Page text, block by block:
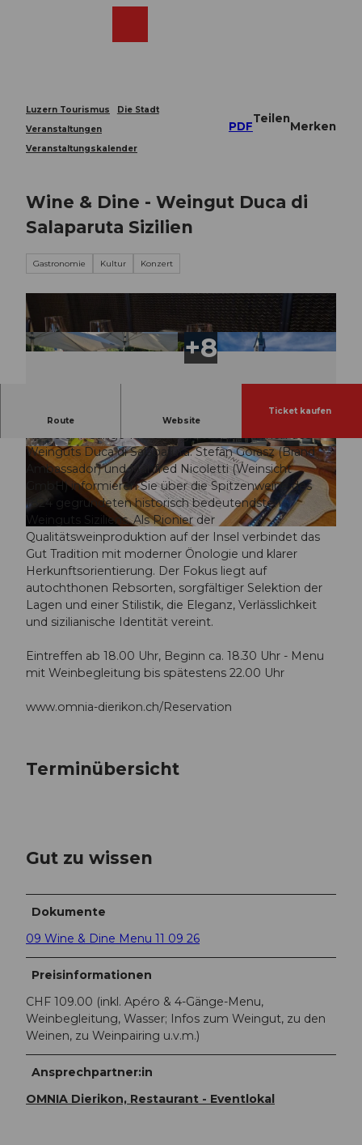
Luzern Tourismus
Die Stadt
Veranstaltungen
Veranstaltungskalender
PDF
Teilen
Merken
Wine & Dine - Weingut Duca di
Salaparuta Sizilien
Gastronomie Kultur Konzert
© Guidle.com
© Guidle.com © Guidle.com
Route Website
Ticket kaufen
Wine & Dine mit Spitzenweinen aus Sizilien
Apéro & 4-Gänge-Menu begleitet mit Weinen des
Weinguts Duca di Salaparuta. Stefan Gorasz (Brand
Ambassador) und Manfred Nicoletti (Weinsicht
GmbH) informieren Sie über die Spitzenweine des
1824 gegründeten historisch bedeutendsten
Weinguts Siziliens. Als Pionier der
Qualitätsweinproduktion auf der Insel verbindet das
Gut Tradition mit moderner Önologie und klarer
Herkunftsorientierung. Der Fokus liegt auf
autochthonen Rebsorten, sorgfältiger Selektion der
Lagen und einer Stilistik, die Eleganz, Verlässlichkeit
und sizilianische Identität vereint.
Eintreffen ab 18.00 Uhr, Beginn ca. 18.30 Uhr - Menu
mit Weinbegleitung bis spätestens 22.00 Uhr
www.omnia-dierikon.ch/Reservation
Terminübersicht
Gut zu wissen
Dokumente
09 Wine & Dine Menu 11 09 26
Preisinformationen
CHF 109.00 (inkl. Apéro & 4-Gänge-Menu,
Weinbegleitung, Wasser; Infos zum Weingut, zu den
Weinen, zu Weinpairing u.v.m.)
Ansprechpartner:in
OMNIA Dierikon, Restaurant - Eventlokal